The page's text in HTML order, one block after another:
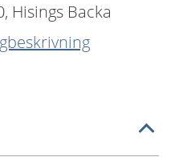
Hisings Backa